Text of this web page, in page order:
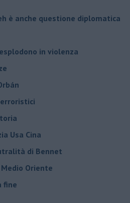
è anche questione diplomatica
in violenza
Usa Cina
di Bennet
Oriente
fine